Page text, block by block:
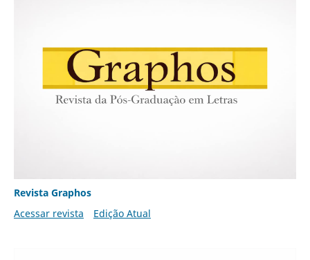
Revista Graphos
Acessar revista
Edição Atual